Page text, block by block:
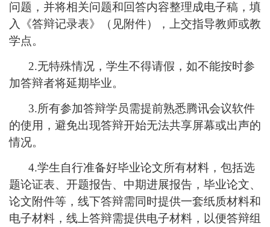
问题，并将相关问题和回答内容整理成电子稿，填
入《答辩记录表》（见附件），上交指导教师或教
学点。
2.无特殊情况，学生不得请假，如不能按时参
加答辩者将延期毕业。
3.所有参加答辩学员需提前熟悉腾讯会议软件
的使用，避免出现答辩开始无法共享屏幕或出声的
情况。
4.学生自行准备好毕业论文所有材料，包括选
题论证表、开题报告、中期进展报告，毕业论文、
论文附件等，线下答辩需同时提供一套纸质材料和
电子材料，线上答辩需提供电子材料，以便答辩组